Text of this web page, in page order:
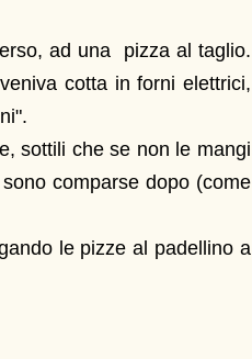
ad una pizza al taglio.
cotta in forni elettrici,
sottili che se non le mangi
comparse dopo (come
le pizze al padellino a